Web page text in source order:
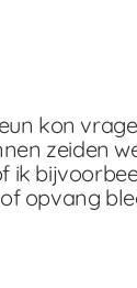
kon
zeiden
ik
opvang